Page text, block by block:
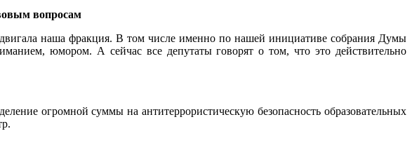
вопросам
наша фракция. В том числе именно по нашей инициативе собрания Думы
юмором. А сейчас все депутаты говорят о том, что это действительно
огромной суммы на антитеррористическую безопасность образовательных